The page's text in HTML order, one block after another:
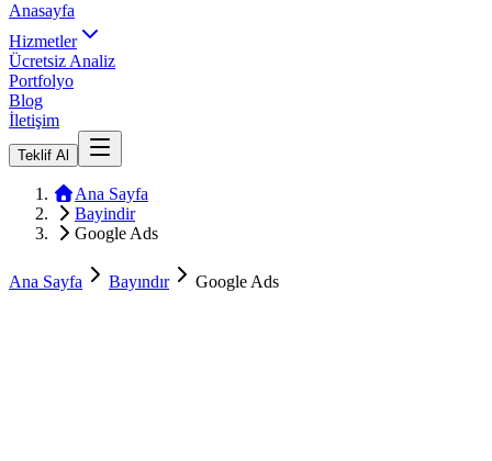
Anasayfa
Hizmetler
Ücretsiz Analiz
Portfolyo
Blog
İletişim
Teklif Al
Ana Sayfa
Bayindir
Google Ads
Ana Sayfa Bayındır Google Ads